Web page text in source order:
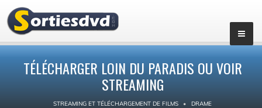
TÉLÉCHARGER LOIN DU PARADIS OU VOIR
STREAMING
STREAMING ET TÉLÉCHARGEMENT DE FILMS DRAME